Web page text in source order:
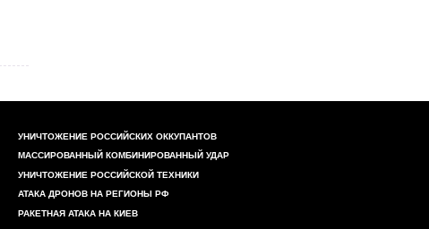
УНИЧТОЖЕНИЕ РОССИЙСКИХ ОККУПАНТОВ
МАССИРОВАННЫЙ КОМБИНИРОВАННЫЙ УДАР
УНИЧТОЖЕНИЕ РОССИЙСКОЙ ТЕХНИКИ
АТАКА ДРОНОВ НА РЕГИОНЫ РФ
РАКЕТНАЯ АТАКА НА КИЕВ